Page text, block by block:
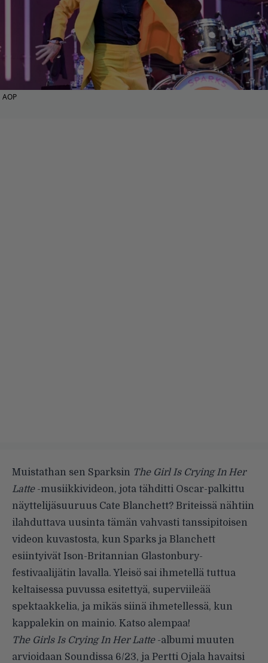
AOP
Muistathan sen Sparksin The Girl Is Crying In Her
Latte-musiikkivideon, jota tähditti Oscar-palkittu
näyttelijäsuuruus Cate Blanchett? Briteissä nähtiin
ilahduttava uusinta tämän vahvasti tanssipitoisen
videon kuvastosta, kun Sparks ja Blanchett
esiintyivät Ison-Britannian Glastonbury-
festivaalijätin lavalla. Yleisö sai ihmetellä tuttua
keltaisessa puvussa esitettyä, superviileää
spektaakkelia, ja mikäs siinä ihmetellessä, kun
kappalekin on mainio. Katso alempaa!
The Girls Is Crying In Her Latte-albumi muuten
arvioidaan Soundissa 6/23, ja Pertti Ojala havaitsi